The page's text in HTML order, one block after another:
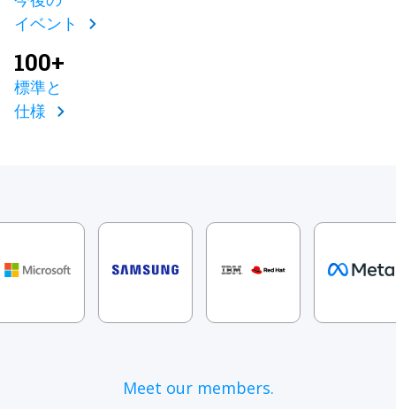
イベント
100+
標準と
仕様
Meet our members.